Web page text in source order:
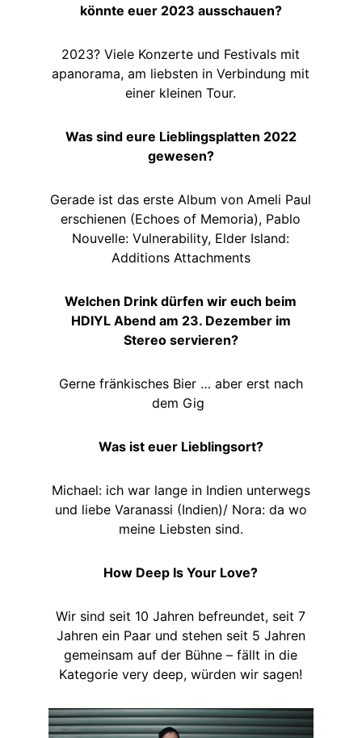
könnte euer 2023 ausschauen?
2023? Viele Konzerte und Festivals mit
apanorama, am liebsten in Verbindung mit
einer kleinen Tour.
Was sind eure Lieblingsplatten 2022
gewesen?
Gerade ist das erste Album von Ameli Paul
erschienen (Echoes of Memoria), Pablo
Nouvelle: Vulnerability, Elder Island:
Additions Attachments
Welchen Drink dürfen wir euch beim
HDIYL Abend am 23. Dezember im
Stereo servieren?
Gerne fränkisches Bier … aber erst nach
dem Gig
Was ist euer Lieblingsort?
Michael: ich war lange in Indien unterwegs
und liebe Varanassi (Indien)/ Nora: da wo
meine Liebsten sind.
How Deep Is Your Love?
Wir sind seit 10 Jahren befreundet, seit 7
Jahren ein Paar und stehen seit 5 Jahren
gemeinsam auf der Bühne – fällt in die
Kategorie very deep, würden wir sagen!